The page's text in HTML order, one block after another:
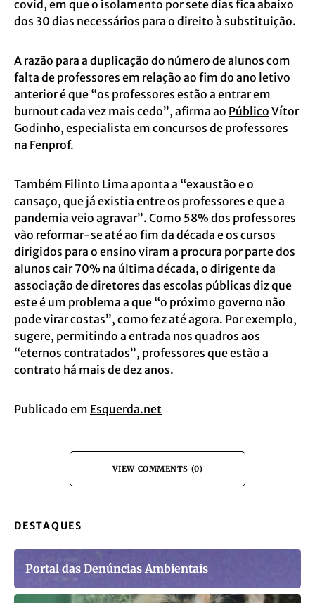
covid, em que o isolamento por sete dias fica abaixo
dos 30 dias necessários para o direito à substituição.
A razão para a duplicação do número de alunos com
falta de professores em relação ao fim do ano letivo
anterior é que “os professores estão a entrar em
burnout cada vez mais cedo”, afirma ao Público Vítor
Godinho, especialista em concursos de professores
na Fenprof.
Também Filinto Lima aponta a “exaustão e o
cansaço, que já existia entre os professores e que a
pandemia veio agravar”. Como 58% dos professores
vão reformar-se até ao fim da década e os cursos
dirigidos para o ensino viram a procura por parte dos
alunos cair 70% na última década, o dirigente da
associação de diretores das escolas públicas diz que
este é um problema a que “o próximo governo não
pode virar costas”, como fez até agora. Por exemplo,
sugere, permitindo a entrada nos quadros aos
“eternos contratados”, professores que estão a
contrato há mais de dez anos.
Publicado em Esquerda.net
VIEW COMMENTS (0)
DESTAQUES
Portal das Denúncias Ambientais